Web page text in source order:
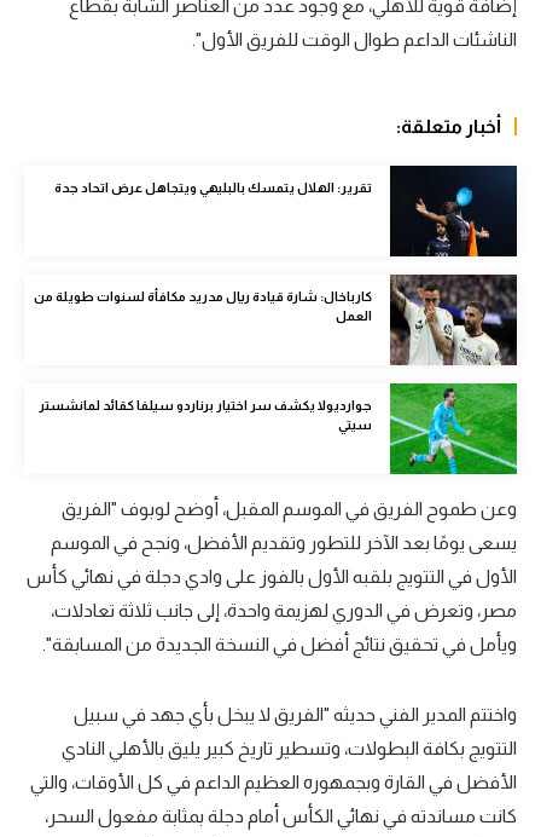
ركن الألعاب
أقسام خاصة
Gamers
ميركاتو
تحقيق في الجول
تقرير في الجول
تحليل في الجول
حكايات في الجول
كويز في الجول
فيديو في الجول
إضافة قوية للأهلي، مع وجود عدد من العناصر الشابة بقطاع
الناشئات الداعم طوال الوقت للفريق الأول".
أخبار متعلقة:
تقرير: الهلال يتمسك بالبليهي ويتجاهل عرض اتحاد جدة
كارباخال: شارة قيادة ريال مدريد مكافأة لسنوات طويلة من
العمل
جوارديولا يكشف سر اختيار برناردو سيلفا كقائد لمانشستر
سيتي
وعن طموح الفريق في الموسم المقبل، أوضح لوبوف "الفريق
يسعى يومًا بعد الآخر للتطور وتقديم الأفضل، ونجح في الموسم
الأول في التتويج بلقبه الأول بالفوز على وادي دجلة في نهائي كأس
مصر، وتعرض في الدوري لهزيمة واحدة، إلى جانب ثلاثة تعادلات،
ويأمل في تحقيق نتائج أفضل في النسخة الجديدة من المسابقة".
واختتم المدير الفني حديثه "الفريق لا يبخل بأي جهد في سبيل
التتويج بكافة البطولات، وتسطير تاريخ كبير يليق بالأهلي النادي
الأفضل في القارة وبجمهوره العظيم الداعم في كل الأوقات، والتي
كانت مساندته في نهائي الكأس أمام دجلة بمثابة مفعول السحر،